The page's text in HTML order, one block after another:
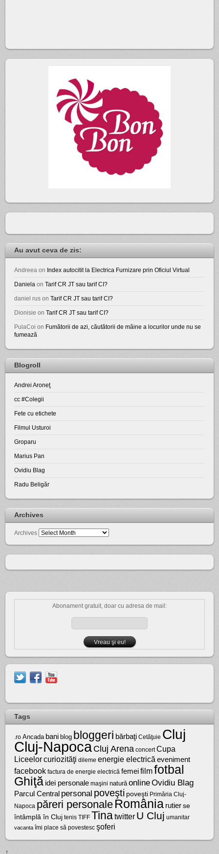
Au avut ceva de zis:
Andreea on Index autocitit la Electrica Furnizare prin Oficiul Virtual
Daniela onTarif CR JT sau tarif CI?
daniel rus onTarif CR JT sau tarif CI?
Dionisie onTarif CR JT sau tarif CI?
PulaCoi on Fumătorii de azi, căutătorii de mâine a locurilor unde nu se
fumează
Blogroll
Andrei Aroneţ
cc #Colegii
Fete cu etichete
Filmul Usturoi
Groparu
Marius Pan
Ovidiu Blag
Radu Beligăr
Archives
Archives
Abonament gratuit, doar cu adresa de mail:
Tags
.ro Ancada bani blog bloggeri bărbaţi Cetăţuie Cluj
Cluj-NapocaCluj Arena concert Cupa
Liceelorcuriozităţi dileme energie electrică eveniment
facebook factura de energie electrică femei filmfotbal
Ghiţă idei personale maşini natură onlineOvidiu Blag
Parcul Central personal poveşti poveşti Primăria Cluj-
Napoca păreri personale România rutier se
întâmplă în Cluj tenis TIFF Tinatwitter U Cluj umanitar
vacanta îmi place să povestesc şoferi
↑